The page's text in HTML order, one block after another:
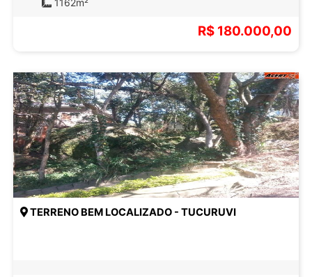
R$ 180.000,00
TERRENO BEM LOCALIZADO - TUCURUVI